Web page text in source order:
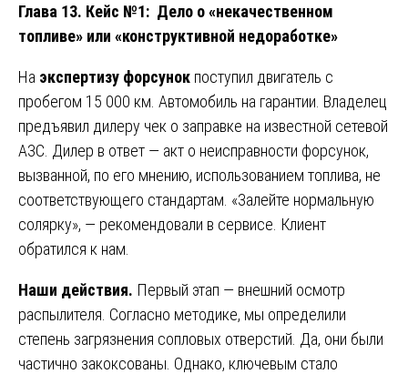
Глава 13. Кейс №1: Дело о «некачественном
топливе» или «конструктивной недоработке»
На экспертизу форсунок поступил двигатель с
пробегом 15 000 км. Автомобиль на гарантии. Владелец
предъявил дилеру чек о заправке на известной сетевой
АЗС. Дилер в ответ — акт о неисправности форсунок,
вызванной, по его мнению, использованием топлива, не
соответствующего стандартам. «Залейте нормальную
солярку», — рекомендовали в сервисе. Клиент
обратился к нам.
Наши действия. Первый этап — внешний осмотр
распылителя. Согласно методике, мы определили
степень загрязнения сопловых отверстий. Да, они были
частично закоксованы. Однако, ключевым стало